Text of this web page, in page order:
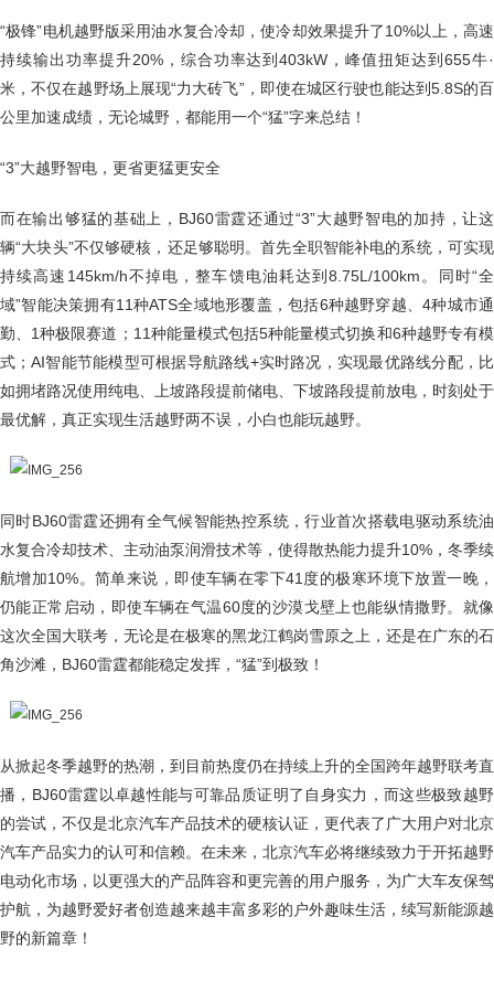
“极锋”电机越野版采用油水复合冷却，使冷却效果提升了10%以上，高速
持续输出功率提升20%，综合功率达到403kW，峰值扭矩达到655牛·
米，不仅在越野场上展现“力大砖飞”，即使在城区行驶也能达到5.8S的百
公里加速成绩，无论城野，都能用一个“猛”字来总结！
“3”大越野智电，更省更猛更安全
而在输出够猛的基础上，BJ60雷霆还通过“3”大越野智电的加持，让这
辆“大块头”不仅够硬核，还足够聪明。首先全职智能补电的系统，可实现
持续高速145km/h不掉电，整车馈电油耗达到8.75L/100km。同时“全
域”智能决策拥有11种ATS全域地形覆盖，包括6种越野穿越、4种城市通
勤、1种极限赛道；11种能量模式包括5种能量模式切换和6种越野专有模
式；AI智能节能模型可根据导航路线+实时路况，实现最优路线分配，比
如拥堵路况使用纯电、上坡路段提前储电、下坡路段提前放电，时刻处于
最优解，真正实现生活越野两不误，小白也能玩越野。
同时BJ60雷霆还拥有全气候智能热控系统，行业首次搭载电驱动系统油
水复合冷却技术、主动油泵润滑技术等，使得散热能力提升10%，冬季续
航增加10%。简单来说，即使车辆在零下41度的极寒环境下放置一晚，
仍能正常启动，即使车辆在气温60度的沙漠戈壁上也能纵情撒野。就像
这次全国大联考，无论是在极寒的黑龙江鹤岗雪原之上，还是在广东的石
角沙滩，BJ60雷霆都能稳定发挥，“猛”到极致！
从掀起冬季越野的热潮，到目前热度仍在持续上升的全国跨年越野联考直
播，BJ60雷霆以卓越性能与可靠品质证明了自身实力，而这些极致越野
的尝试，不仅是北京汽车产品技术的硬核认证，更代表了广大用户对北京
汽车产品实力的认可和信赖。在未来，北京汽车必将继续致力于开拓越野
电动化市场，以更强大的产品阵容和更完善的用户服务，为广大车友保驾
护航，为越野爱好者创造越来越丰富多彩的户外趣味生活，续写新能源越
野的新篇章！